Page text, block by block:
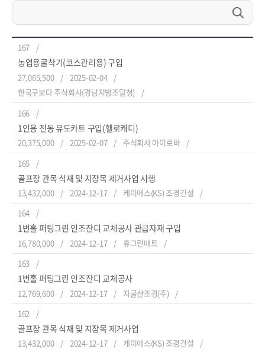
167
농업용굴착기(코스관리용) 구입
27,065,500
2025-02-04
한국구보다 주식회사(경남지방조달청)
166
1인용 전동 유도카트 구입(헬로캐디)
20,375,000 2025-02-07
주식회사 아이로바
165
골프장 관목 식재 및 지장목 제거사업 시행
13,432,000 2024-12-17
케이에스(KS) 조경건설
164
1번홀 퍼팅그린 인조잔디 교체공사 관급자재 구입
16,780,000 2024-12-17
휴그린매트
163
1번홀 퍼팅그린 인조잔디 교체공사
12,769,600 2024-12-17
자굴산조경(주)
162
골프장 관목 식재 및 지장목 제거사업
13,432,000 2024-12-17
케이에스(KS) 조경건설